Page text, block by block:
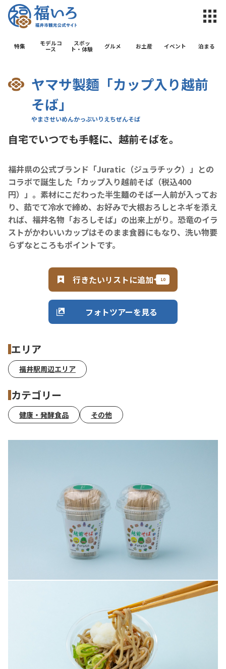
福井市観光
特集
モデルコ
ース
スポッ
ト・体験
グルメ お土産 イベント 泊まる
ヤマサ製麵「カップ入り越前
そば」
自宅でいつでも手軽に、越前そばを。
福井県の公式ブランド「Juratic（ジュラチック）」との
コラボで誕生した「カップ入り越前そば（税込400
円）」。素材にこだわった半生麺のそば一人前が入ってお
り、茹でて冷水で締め、お好みで大根おろしとネギを添え
れば、福井名物「おろしそば」の出来上がり。恐竜のイラ
ストがかわいいカップはそのまま食器にもなり、洗い物要
らずなところもポイントです。
行きたいリストに追加
フォトツアーを見る
エリア
福井駅周辺エリア
カテゴリー
健康・発酵食品 その他